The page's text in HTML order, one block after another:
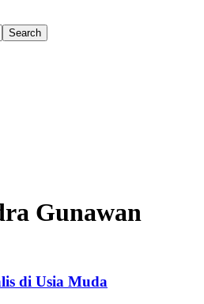
Gunawan
di Usia Muda